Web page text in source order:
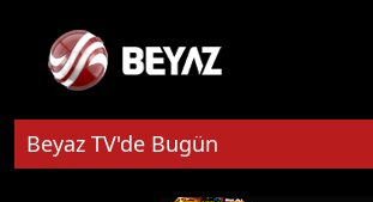
Beyaz TV'de Bugün